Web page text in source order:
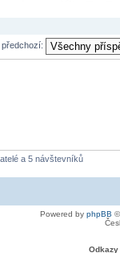
a 5 návštevníků
Powered by phpBB